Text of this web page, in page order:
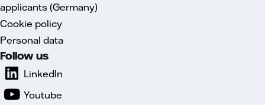
applicants (Germany)
Cookie policy
Personal data
Follow us
LinkedIn
Youtube